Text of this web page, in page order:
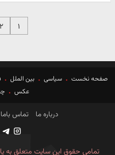
۱ ۲
صفحه نخست سیاسی بین الملل
عکس
درباره ما تماس باما
تمامی حقوق این سایت متعلق به